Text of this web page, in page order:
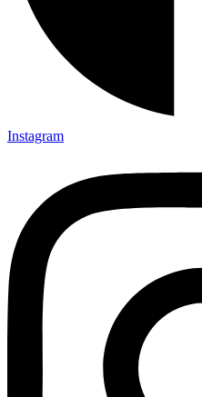
Instagram